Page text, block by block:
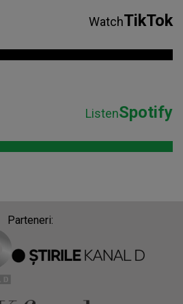
WatchTikTok
ListenSpotify
Parteneri: